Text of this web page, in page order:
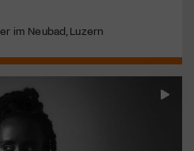
im Neubad, Luzern